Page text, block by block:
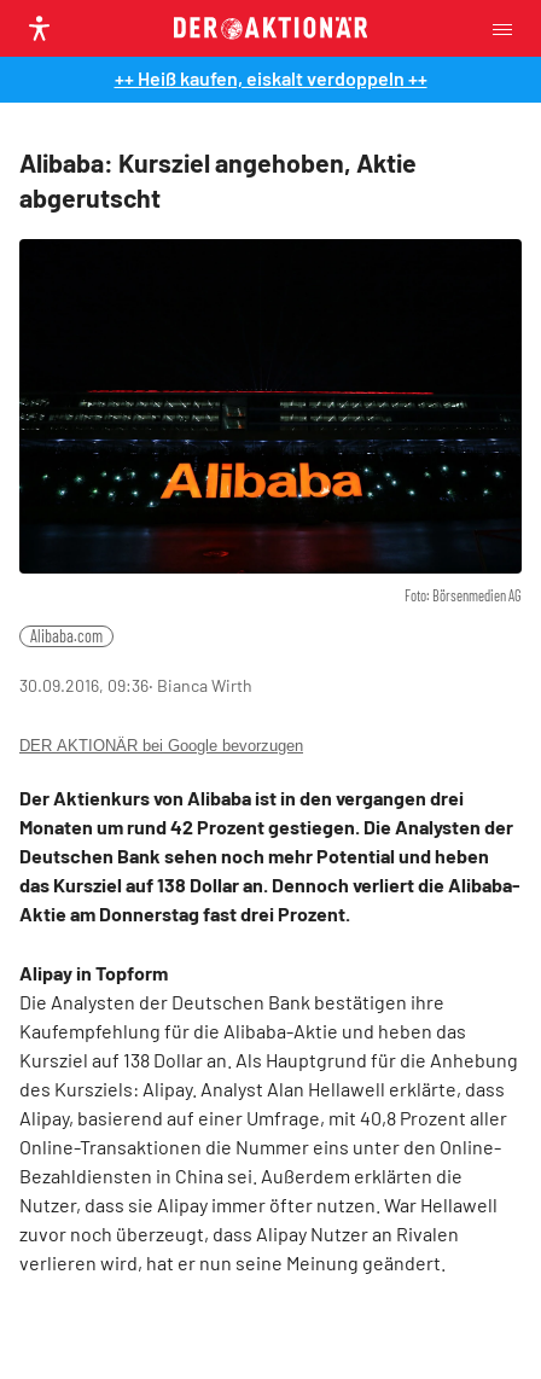
++ Heiß kaufen, eiskalt verdoppeln ++
Alibaba: Kursziel angehoben, Aktie
abgerutscht
Foto: Börsenmedien AG
Alibaba.com
30.09.2016, 09:36‧ Bianca Wirth
DER AKTIONÄR bei Google bevorzugen
Der Aktienkurs von Alibaba ist in den vergangen drei
Monaten um rund 42 Prozent gestiegen. Die Analysten der
Deutschen Bank sehen noch mehr Potential und heben
das Kursziel auf 138 Dollar an. Dennoch verliert die Alibaba-
Aktie am Donnerstag fast drei Prozent.
Alipay in Topform
Die Analysten der Deutschen Bank bestätigen ihre
Kaufempfehlung für die Alibaba-Aktie und heben das
Kursziel auf 138 Dollar an. Als Hauptgrund für die Anhebung
des Kursziels: Alipay. Analyst Alan Hellawell erklärte, dass
Alipay, basierend auf einer Umfrage, mit 40,8 Prozent aller
Online-Transaktionen die Nummer eins unter den Online-
Bezahldiensten in China sei. Außerdem erklärten die
Nutzer, dass sie Alipay immer öfter nutzen. War Hellawell
zuvor noch überzeugt, dass Alipay Nutzer an Rivalen
verlieren wird, hat er nun seine Meinung geändert.